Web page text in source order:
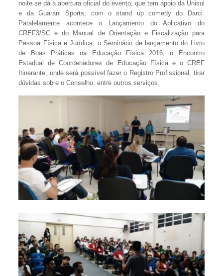
noite se dá a abertura oficial do evento, que tem apoio da Unisul
e da Guarani Sports, com o stand up comedy do Darci.
Paralelamente acontece o Lançamento do Aplicativo do
CREF3/SC e do Manual de Orientação e Fiscalização para
Pessoa Física e Jurídica, o Seminário de lançamento do Livro
de Boas Práticas na Educação Física 2016, o Encontro
Estadual de Coordenadores de Educação Física e o CREF
Itinerante, onde será possível fazer o Registro Profissional, tirar
dúvidas sobre o Conselho, entre outros serviços.